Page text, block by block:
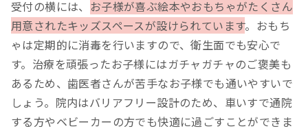
受付の横には、 お子様が喜ぶ絵本やおもちゃがたくさん
用意されたキッズスペースが設けられています。おもち
ゃは定期的に消毒を行いますので、衛生面でも安心で
す。治療を頑張ったお子様にはガチャガチャのご褒美も
あるため、歯医者さんが苦手なお子様でも通いやすいで
しょう。院内はバリアフリー設計のため、車いすで通院
する方やベビーカーの方でも快適に過ごすことができま